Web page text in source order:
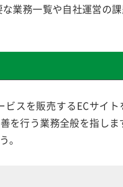
には、運営業務の内容
す。
業務一覧や自社運営の
を行う業務全般を指しま